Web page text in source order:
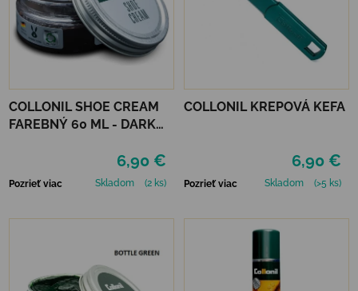
COLLONIL SHOE CREAM
FAREBNÝ 60 ML - DARK
6,90 €
Pozrieť viac Skladom (2 ks)
COLLONIL KREPOVÁ KEFA
6,90 €
Pozrieť viac Skladom (>5 ks)